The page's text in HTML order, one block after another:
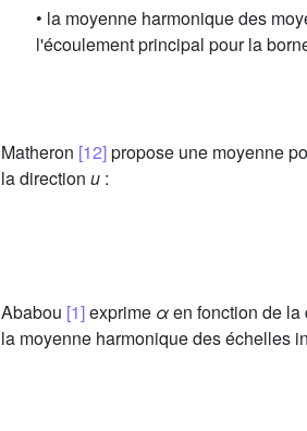
• la moyenne harmonique des
l'écoulement principal pour la
Matheron [12]propose une moyenne
la direction u :
Ababou [1]exprime αen fonction de
la moyenne harmonique des échelles